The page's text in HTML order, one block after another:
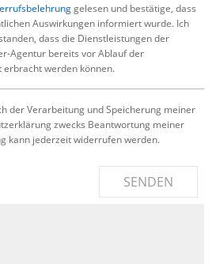
gelesen und bestätige, dass
Auswirkungen informiert wurde. Ich
dass die Dienstleistungen der
Agentur bereits vor Ablauf der
werden können.
der Verarbeitung und Speicherung meiner
zwecks Beantwortung meiner
kann jederzeit widerrufen werden.
SENDEN